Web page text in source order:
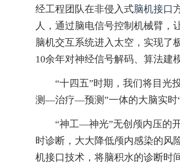
经工程团队在非侵入式脑机接口
人，通过脑电信号控制机械臂，
脑机交互系统进入太空，实现了
10余年对神经信号解码、算法建
“十四五”时期，我们将目光
测—治疗—预测”一体的大脑实时“
“神工—神光”无创颅内压的开
时诊断，大大降低颅内感染的风
机接口技术，将脑积水的诊断时